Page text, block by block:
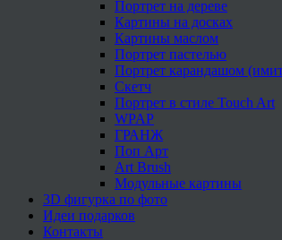
Портрет на дереве
Картины на досках
Картины маслом
Портрет пастелью
Портрет карандашом
Скетч
Портрет в стиле Touch Art
WPAP
ГРАНЖ
Поп Арт
Art Brush
Модульные картины
3D фигурка по фото
Идеи подарков
Контакты